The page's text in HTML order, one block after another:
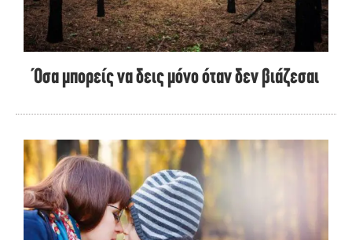
Όσα μπορείς να δεις μόνο όταν δεν βιάζεσαι